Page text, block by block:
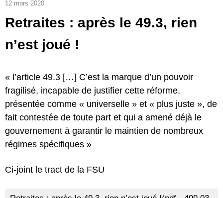
12 mars 2020
Retraites : après le 49.3, rien
n’est joué !
« l’article 49.3 […] C’est la marque d’un pouvoir
fragilisé, incapable de justifier cette réforme,
présentée comme « universelle » et « plus juste », de
fait contestée de toute part et qui a amené déjà le
gouvernement à garantir le maintien de nombreux
régimes spécifiques »
Ci-joint le tract de la FSU